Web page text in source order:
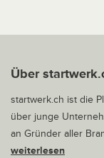
Über
startwerk.ch ist die
über junge
an Gründer aller
weiterlesen